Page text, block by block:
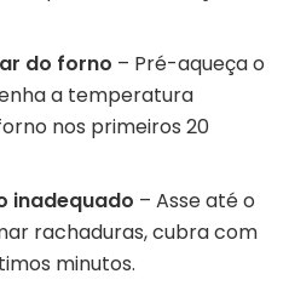
do forno – Pré-aqueça o
a temperatura
nos primeiros 20
inadequado – Asse até o
rachaduras, cubra com
minutos.